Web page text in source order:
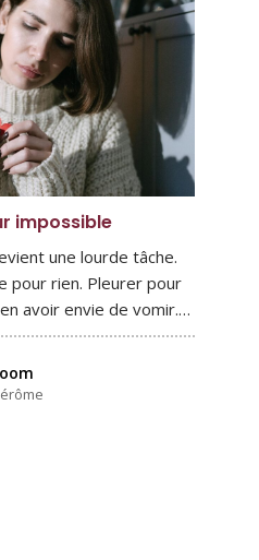
impossible
une lourde tâche.
pour rien. Pleurer pour
avoir envie de vomir.…